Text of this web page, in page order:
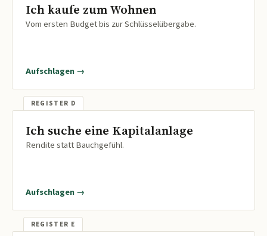
Ich kaufe zum Wohnen
Vom ersten Budget bis zur Schlüsselübergabe.
Aufschlagen →
Ich suche eine Kapitalanlage
Rendite statt Bauchgefühl.
Aufschlagen →